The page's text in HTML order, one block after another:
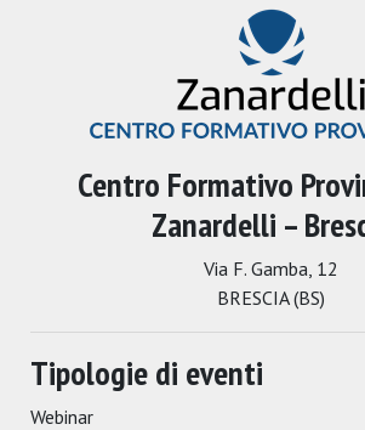
Centro Formativo
Zanardelli –
Via F. Gamba, 12
BRESCIA (BS)
Tipologie di eventi
Webinar